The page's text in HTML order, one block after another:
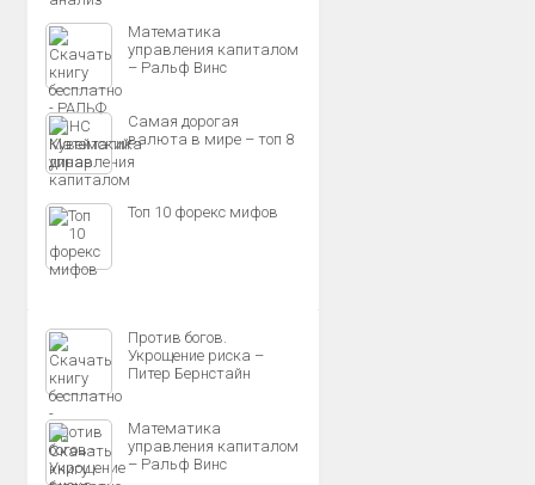
Математика
управления капиталом
– Ральф Винс
Самая дорогая
валюта в мире – топ 8
Топ 10 форекс мифов
Против богов.
Укрощение риска –
Питер Бернстайн
Математика
управления капиталом
– Ральф Винс